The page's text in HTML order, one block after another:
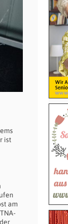
ist
am